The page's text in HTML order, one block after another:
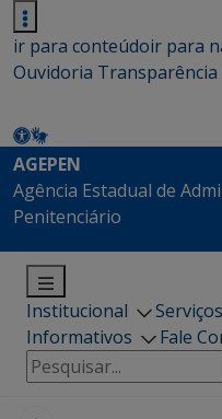
ir para conteúdoir para
Ouvidoria Transparência
AGEPEN
Agência Estadual de
Penitenciário
Institucional Serviços
Informativos
Fale
Pesquisar
por: